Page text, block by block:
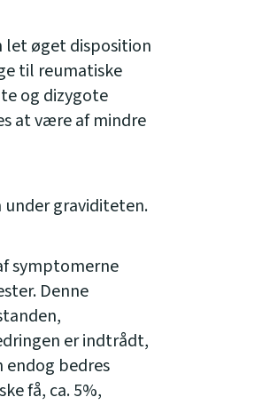
let øget disposition
til reumatiske
og dizygote
at være af mindre
under graviditeten.
symptomerne
Denne
er indtrådt,
bedres
få, ca. 5%,